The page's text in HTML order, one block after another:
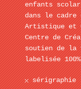
enfants
dans le cadre
Artistique et
Centre de
soutien de
labelisée 100%
sérigraphie